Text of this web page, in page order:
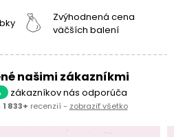
Zvýhodnená cena
väčších balení
našimi zákazníkmi
zákazníkov nás odporúča
1 833+ recenzií - zobraziť všetko